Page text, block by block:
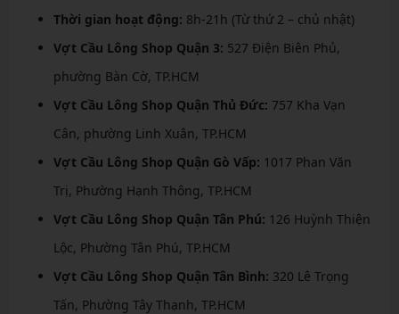
Thời gian hoạt động: 8h-21h (Từ thứ 2 – chủ nhật)
Vợt Cầu Lông Shop Quận 3: 527 Điện Biên Phủ,
phường Bàn Cờ, TP.HCM
Vợt Cầu Lông Shop Quận Thủ Đức: 757 Kha Vạn
Cân, phường Linh Xuân, TP.HCM
Vợt Cầu Lông Shop Quận Gò Vấp: 1017 Phan Văn
Trị, Phường Hạnh Thông, TP.HCM
Vợt Cầu Lông Shop Quận Tân Phú: 126 Huỳnh Thiện
Lộc, Phường Tân Phú, TP.HCM
Vợt Cầu Lông Shop Quận Tân Bình: 320 Lê Trọng
Tấn, Phường Tây Thạnh, TP.HCM